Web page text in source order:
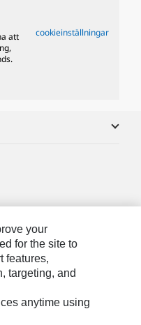
att
cookieinställningar
your
for the site to
features,
targeting, and
anytime using